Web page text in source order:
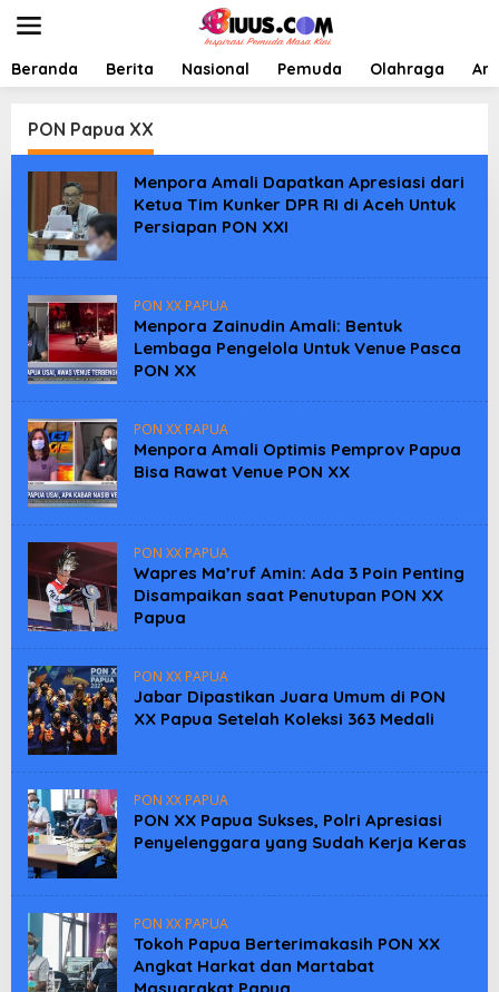
t
Beranda Berita Nasional Pemuda Olahraga
PON Papua XX
Menpora Amali Dapatkan Apresiasi dari
Ketua Tim Kunker DPR RI di Aceh Untuk
Persiapan PON XXI
PON XX PAPUA
Menpora Zainudin Amali: Bentuk
Lembaga Pengelola Untuk Venue Pasca
PON XX
PON XX PAPUA
Menpora Amali Optimis Pemprov Papua
Bisa Rawat Venue PON XX
PON XX PAPUA
Wapres Ma’ruf Amin: Ada 3 Poin Penting
Disampaikan saat Penutupan PON XX
Papua
PON XX PAPUA
Jabar Dipastikan Juara Umum di PON
XX Papua Setelah Koleksi 363 Medali
PON XX PAPUA
PON XX Papua Sukses, Polri Apresiasi
Penyelenggara yang Sudah Kerja Keras
PON XX PAPUA
Tokoh Papua Berterimakasih PON XX
Angkat Harkat dan Martabat